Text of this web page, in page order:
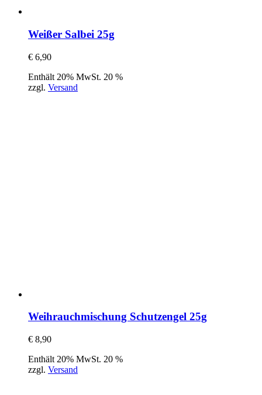
Weißer Salbei 25g
€ 6,90
Enthält 20% MwSt. 20 %
zzgl. Versand
Weihrauchmischung Schutzengel 25g
€ 8,90
Enthält 20% MwSt. 20 %
zzgl. Versand